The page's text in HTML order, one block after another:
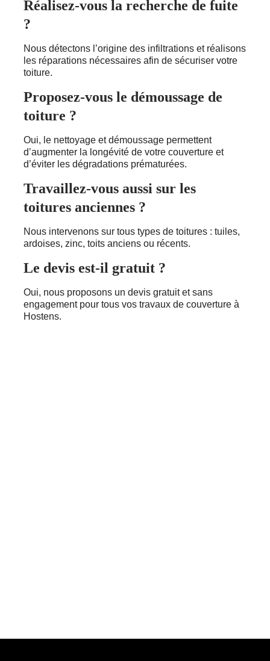
Réalisez-vous la recherche de fuite
?
Nous détectons l’origine des infiltrations et réalisons
les réparations nécessaires afin de sécuriser votre
toiture.
Proposez-vous le démoussage de
toiture ?
Oui, le nettoyage et démoussage permettent
d’augmenter la longévité de votre couverture et
d’éviter les dégradations prématurées.
Travaillez-vous aussi sur les
toitures anciennes ?
Nous intervenons sur tous types de toitures : tuiles,
ardoises, zinc, toits anciens ou récents.
Le devis est-il gratuit ?
Oui, nous proposons un devis gratuit et sans
engagement pour tous vos travaux de couverture à
Hostens.